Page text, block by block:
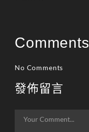
Comments
No Comments
發佈留言